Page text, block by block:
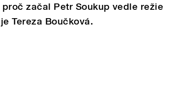
začal Petr Soukup vedle režie
Tereza Boučková.